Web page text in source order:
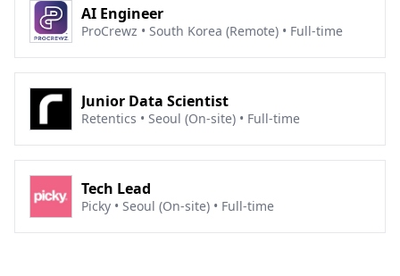
brand@gopicky.com
AI Engineer
ProCrewz • South Korea (Remote) • Full-time
Junior Data Scientist
Retentics • Seoul (On-site) • Full-time
Tech Lead
Picky • Seoul (On-site) • Full-time